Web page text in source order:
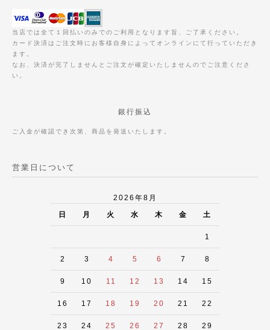
当店では全て１回払いのみでのご利用となります旨、ご了承ください。
カード決済はご注文時にお客様自身によってオンラインにて行っていただき
ます。
なお、決済が完了しませんとご注文が確定いたしませんのでご注意くださ
い。
銀行振込
ご入金が確認でき次第、商品を発送いたします。
営業日について
2026年8月
日 月 火 水 木 金 土
1
2 3 4 5 6 7 8
9 10 11 12 13 14 15
16 17 18 19 20 21 22
23 24 25 26 27 28 29